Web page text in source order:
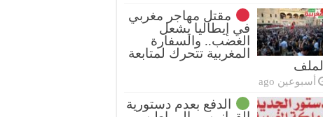
مقتل مهاجر مغربي
في إيطاليا يشعل
الغضب.. والسفارة
المغربية تتحرك لمتابعة
الملف
أسبوعين ago
الدفع بعدم دستورية